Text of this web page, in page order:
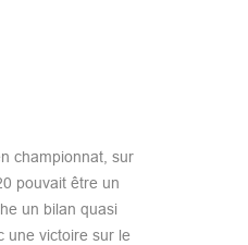
championnat, sur
pouvait être un
un bilan quasi
une victoire sur le